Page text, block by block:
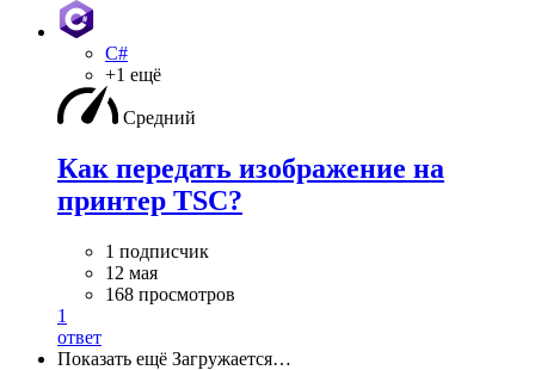
C#
+1 ещё
Средний
Как передать изображение на
принтер TSC?
1 подписчик
12 мая
168 просмотров
1
ответ
Показать ещё Загружается…